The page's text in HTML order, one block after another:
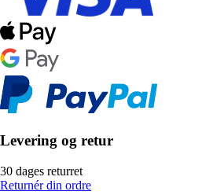
Levering og retur
30 dages returret
Returnér din ordre